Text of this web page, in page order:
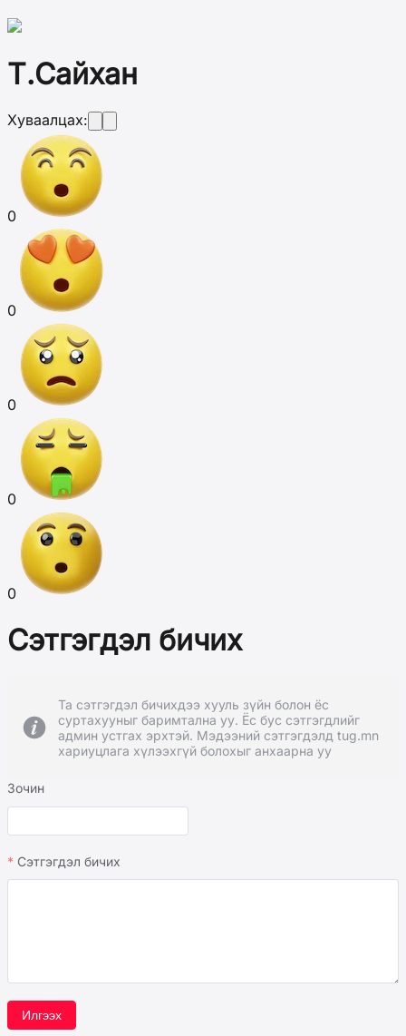
Т.Сайхан
Хуваалцах:
0
0
0
0
0
Сэтгэгдэл бичих
Та сэтгэгдэл бичихдээ хууль зүйн болон ёс
суртахууныг баримтална уу. Ёс бус сэтгэгдлийг
админ устгах эрхтэй. Мэдээний сэтгэгдэлд tug.mn
хариуцлага хүлээхгүй болохыг анхаарна уу
Зочин
Сэтгэгдэл бичих
Илгээх